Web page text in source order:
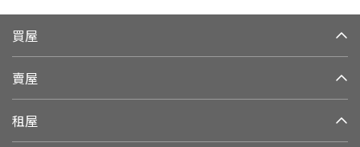
買屋
賣屋
租屋